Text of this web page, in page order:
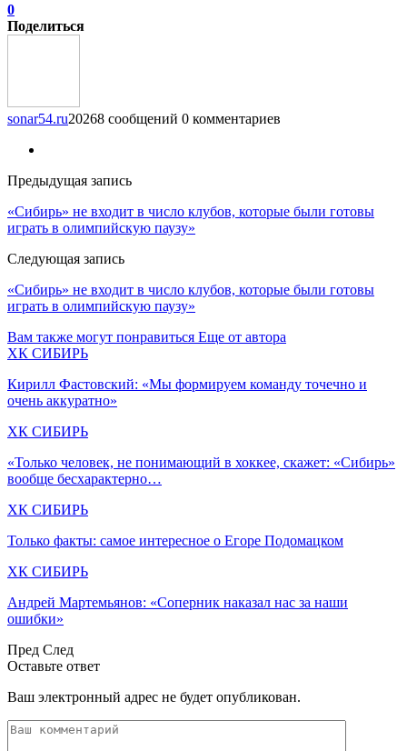
0
Поделиться
sonar54.ru20268 сообщений 0 комментариев
Предыдущая запись
«Сибирь» не входит в число клубов, которые были готовы
играть в олимпийскую паузу»
Следующая запись
«Сибирь» не входит в число клубов, которые были готовы
играть в олимпийскую паузу»
Вам также могут понравиться Еще от автора
ХК СИБИРЬ
Кирилл Фастовский: «Мы формируем команду точечно и
очень аккуратно»
ХК СИБИРЬ
«Только человек, не понимающий в хоккее, скажет: «Сибирь»
вообще бесхарактерно…
ХК СИБИРЬ
Только факты: самое интересное о Егоре Подомацком
ХК СИБИРЬ
Андрей Мартемьянов: «Соперник наказал нас за наши
ошибки»
Пред След
Оставьте ответ
Ваш электронный адрес не будет опубликован.